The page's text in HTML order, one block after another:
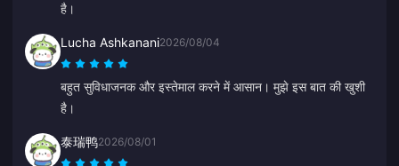
है।
Lucha Ashkanani2026/08/04
बहुत सुविधाजनक और इस्तेमाल करने में आसान। मुझे इस बात की खुशी
है।
泰瑞鸭2026/08/01